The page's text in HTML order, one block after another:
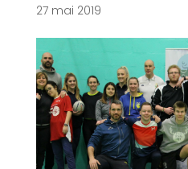
27 mai 2019